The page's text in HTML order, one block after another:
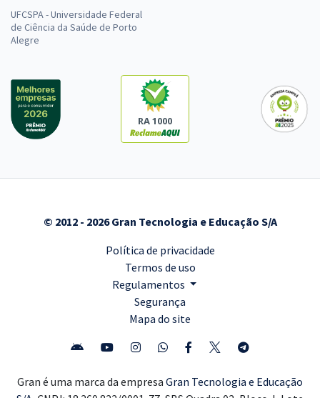
UFCSPA - Universidade Federal
de Ciência da Saúde de Porto
Alegre
RA 1000
© 2012 - 2026 Gran Tecnologia e Educação S/A
Política de privacidade
Termos de uso
Regulamentos
Segurança
Mapa do site
Gran é uma marca da empresa Gran Tecnologia e Educação